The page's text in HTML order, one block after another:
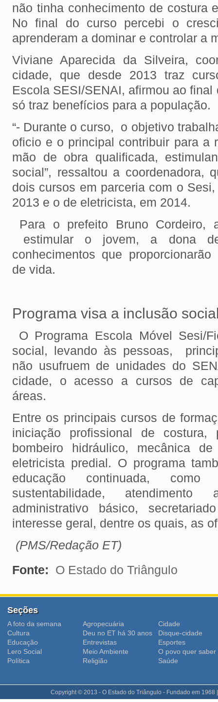
não tinha conhecimento de costura
No final do curso percebi o
aprenderam a dominar e controlar a
Viviane Aparecida da Silveira,
cidade, que desde 2013 traz
Escola SESI/SENAI, afirmou ao
só traz benefícios para a população.
“- Durante o curso, o objetivo
oficio e o principal contribuir para a
mão de obra qualificada,
social”, ressaltou a coordenadora,
dois cursos em parceria com o
2013 e o de eletricista, em 2014.
Para o prefeito Bruno Cordeiro,
estimular o jovem, a dona
conhecimentos que
de vida.
Programa visa a inclusão
O Programa Escola Móvel Sesi/
social, levando às pessoas,
não usufruem de unidades do
cidade, o acesso a cursos de
áreas.
Entre os principais cursos de
iniciação profissional de costura,
bombeiro hidráulico, mecânica
eletricista predial. O programa
educação continuada,
sustentabilidade,
administrativo básico,
interesse geral, dentre os quais, as
(PMS/Redação ET)
Fonte:
O Estado do Triângulo
Seções
A foto da semana Agropecuária
Cidade
Cultura
Deu no ET há 30 anos
Disque-cidade
Educação
Entrevistas
Esportes
Lero Social
Meio Ambiente
O povo quer saber
Polí­tica
Religião Saúde
Copyright © 2013 - O Estado do Triângulo - Fundado em